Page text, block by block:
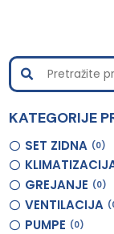
KATEGORIJE
SET ZIDNA 0
GREJANJE 0
VENTILACIJA
PUMPE 0